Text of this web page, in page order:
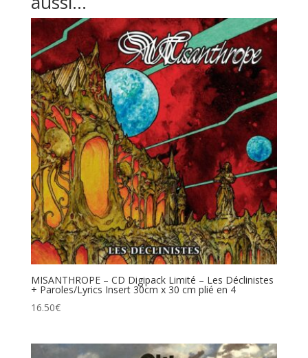
MISANTHROPE – CD Digipack Limité – Les Déclinistes
+ Paroles/Lyrics Insert 30cm x 30 cm plié en 4
16.50€